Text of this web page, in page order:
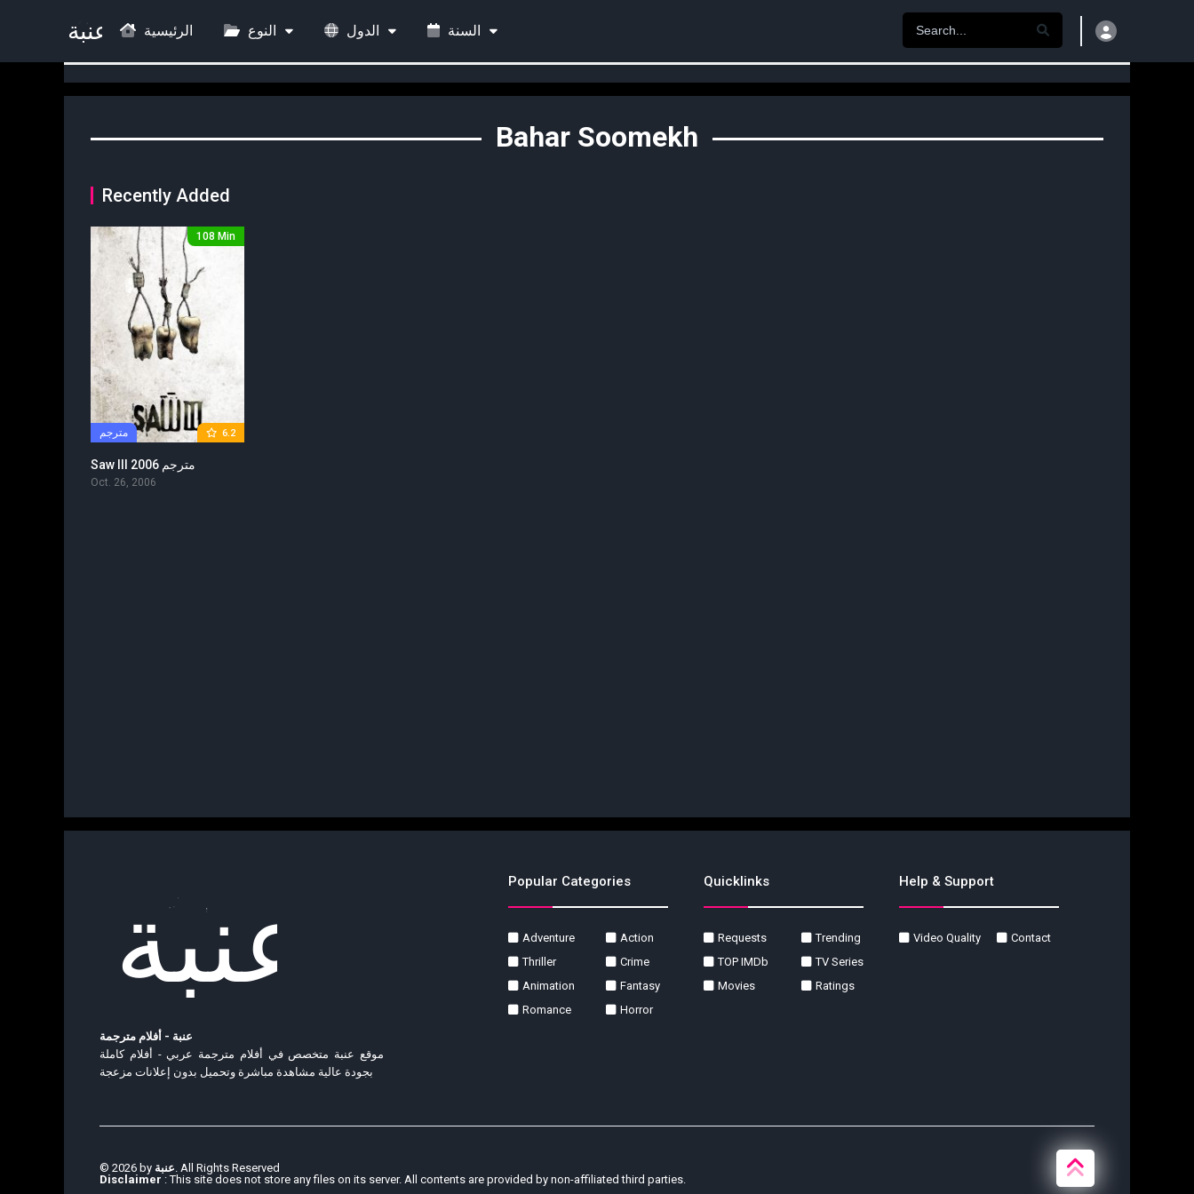
الرئيسية النوع الدول السنة
Bahar Soomekh
Recently Added
6.2 مترجم
108 Min
Saw III 2006 مترجم
Oct. 26, 2006
Popular Categories
Adventure
Action
Thriller
Crime
Animation
Fantasy
Romance
Horror
Quicklinks
Requests
Trending
TOP IMDb
TV Series
Movies
Ratings
Help & Support
Video Quality Contact
عنبة - أفلام مترجمة
موقع عنبة متخصص في أفلام مترجمة عربي - أفلام كاملة
بجودة عالية مشاهدة مباشرة وتحميل بدون إعلانات مزعجة
© 2026 by عنبة. All Rights Reserved
Disclaimer : This site does not store any files on its server. All contents are provided by non-affiliated third parties.